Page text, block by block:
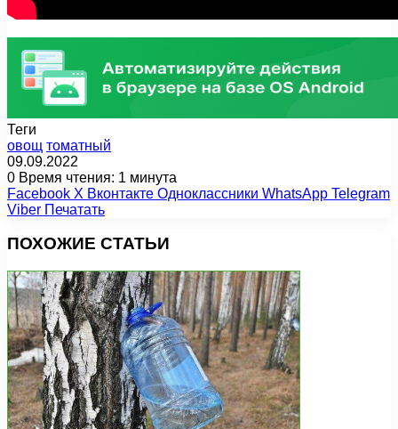
Теги
овощ томатный
09.09.2022
0 Время чтения: 1 минута
Facebook X Вконтакте Одноклассники WhatsApp Telegram
Viber Печатать
ПОХОЖИЕ СТАТЬИ